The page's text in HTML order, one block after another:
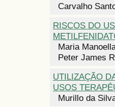
Carvalho
RISCOS DO
Maria
Peter James
UTILIZAÇÃO
USOS
Murillo da